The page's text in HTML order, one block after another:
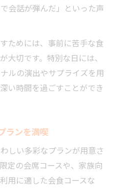
会話が弾んだ」といった声
ためには、事前に苦手な食
大切です。特別な日には、
ルの演出やサプライズを用
い時間を過ごすことができ
ランを満喫
しい多彩なプランが用意さ
定の会席コースや、家族向
用に適した会食コースな